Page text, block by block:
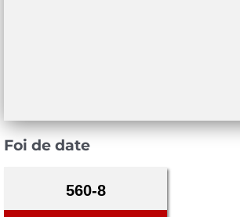
Foi de date
560-8